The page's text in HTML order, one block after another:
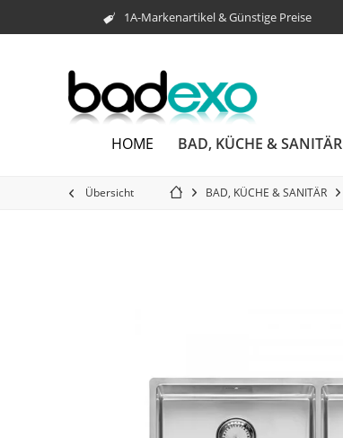
1A-Markenartikel & Günstige Preise
HOME BAD, KÜCHE & SANITÄR
Übersicht BAD, KÜCHE & SANITÄR